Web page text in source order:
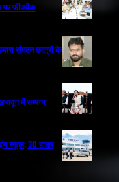
पर फीडबैक
संगठन छात्रों के
में सम्पन्न
स्कूल; 30 हजार